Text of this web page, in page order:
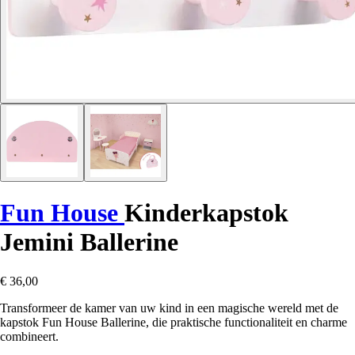
Fun House Kinderkapstok
Jemini Ballerine
€ 36,00
Transformeer de kamer van uw kind in een magische wereld met de
kapstok Fun House Ballerine, die praktische functionaliteit en charme
combineert.